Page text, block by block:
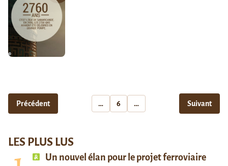
Précédent … 6 … Suivant
LES PLUS LUS
Un nouvel élan pour le projet ferroviaire